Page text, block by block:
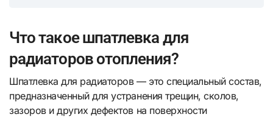
Что такое шпатлевка для
радиаторов отопления?
Шпатлевка для радиаторов — это специальный состав,
предназначенный для устранения трещин, сколов,
зазоров и других дефектов на поверхности